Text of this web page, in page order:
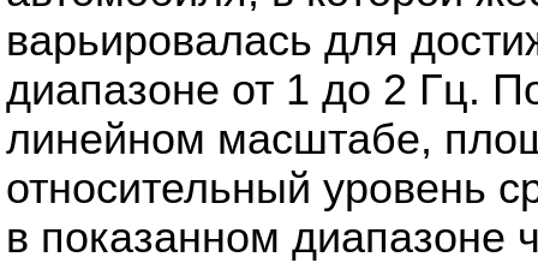
варьировалась для
диапазоне от 1 до 2 Гц.
линейном масштабе,
относительный уровень
в показанном диапазоне